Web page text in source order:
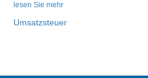
lesen Sie mehr
Umsatzsteuer